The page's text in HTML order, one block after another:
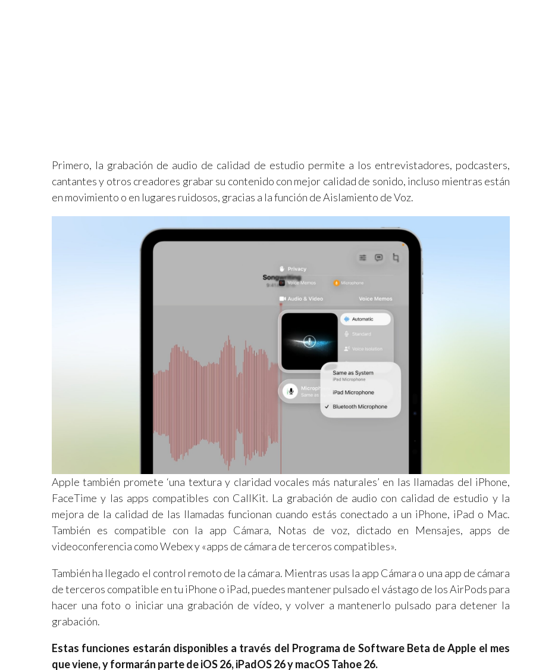
Primero, la grabación de audio de calidad de estudio permite a los entrevistadores, podcasters,
cantantes y otros creadores grabar su contenido con mejor calidad de sonido, incluso mientras están
en movimiento o en lugares ruidosos, gracias a la función de Aislamiento de Voz.
Apple también promete ‘una textura y claridad vocales más naturales’ en las llamadas del iPhone,
FaceTime y las apps compatibles con CallKit. La grabación de audio con calidad de estudio y la
mejora de la calidad de las llamadas funcionan cuando estás conectado a un iPhone, iPad o Mac.
También es compatible con la app Cámara, Notas de voz, dictado en Mensajes, apps de
videoconferencia como Webex y «apps de cámara de terceros compatibles».
También ha llegado el control remoto de la cámara. Mientras usas la app Cámara o una app de cámara
de terceros compatible en tu iPhone o iPad, puedes mantener pulsado el vástago de los AirPods para
hacer una foto o iniciar una grabación de vídeo, y volver a mantenerlo pulsado para detener la
grabación.
Estas funciones estarán disponibles a través del Programa de Software Beta de Apple el mes
que viene, y formarán parte de iOS 26, iPadOS 26 y macOS Tahoe 26.